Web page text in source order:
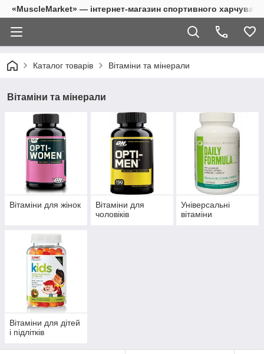
«MuscleMarket» — інтернет-магазин спортивного
Каталог товарів Вітаміни та мінерали
Вітаміни та мінерали
Вітаміни для жінок
Вітаміни для
чоловіків
Універсальні
вітаміни
Вітаміни для дітей
і підлітків